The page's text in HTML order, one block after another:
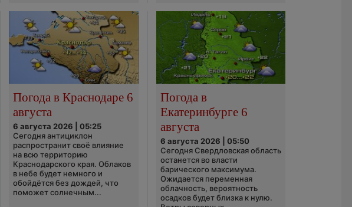
Погода в Краснодаре 6
августа
6 августа 2026 | 05:25
Сегодня антициклон
распространит своё влияние
на всю территорию
Краснодарского края. Облаков
в небе будет немного и
обойдётся без дождей, что
поможет солнечным...
Погода в
Екатеринбурге 6
августа
6 августа 2026 | 05:50
Сегодня Свердловская область
останется во власти
барического максимума.
Ожидается переменная
облачность, вероятность
осадков будет близка к нулю.